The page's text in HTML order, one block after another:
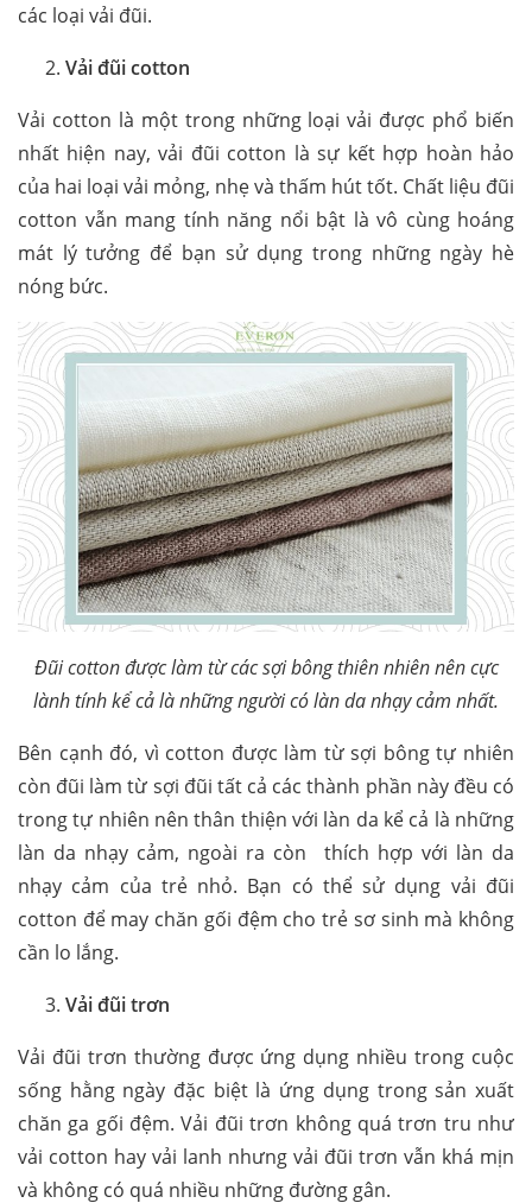
các loại vải đũi.
Vải đũi cotton
Vải cotton là một trong những loại vải được phổ biến
nhất hiện nay, vải đũi cotton là sự kết hợp hoàn hảo
của hai loại vải mỏng, nhẹ và thấm hút tốt. Chất liệu đũi
cotton vẫn mang tính năng nổi bật là vô cùng hoáng
mát lý tưởng để bạn sử dụng trong những ngày hè
nóng bức.
Đũi cotton được làm từ các sợi bông thiên nhiên nên cực
lành tính kể cả là những người có làn da nhạy cảm nhất.
Bên cạnh đó, vì cotton được làm từ sợi bông tự nhiên
còn đũi làm từ sợi đũi tất cả các thành phần này đều có
trong tự nhiên nên thân thiện với làn da kể cả là những
làn da nhạy cảm, ngoài ra còn thích hợp với làn da
nhạy cảm của trẻ nhỏ. Bạn có thể sử dụng vải đũi
cotton để may chăn gối đệm cho trẻ sơ sinh mà không
cần lo lắng.
Vải đũi trơn
Vải đũi trơn thường được ứng dụng nhiều trong cuộc
sống hằng ngày đặc biệt là ứng dụng trong sản xuất
chăn ga gối đệm. Vải đũi trơn không quá trơn tru như
vải cotton hay vải lanh nhưng vải đũi trơn vẫn khá mịn
và không có quá nhiều những đường gân.